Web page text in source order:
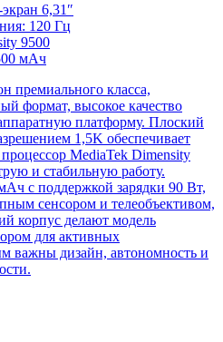
6,31″
120 Гц
9500
мАч
премиального класса,
формат, высокое качество
платформу. Плоский
1,5K обеспечивает
MediaTek Dimensity
и стабильную работу.
с поддержкой зарядки 90 Вт,
сенсором и телеобъективом,
корпус делают модель
для активных
важны дизайн, автономность и